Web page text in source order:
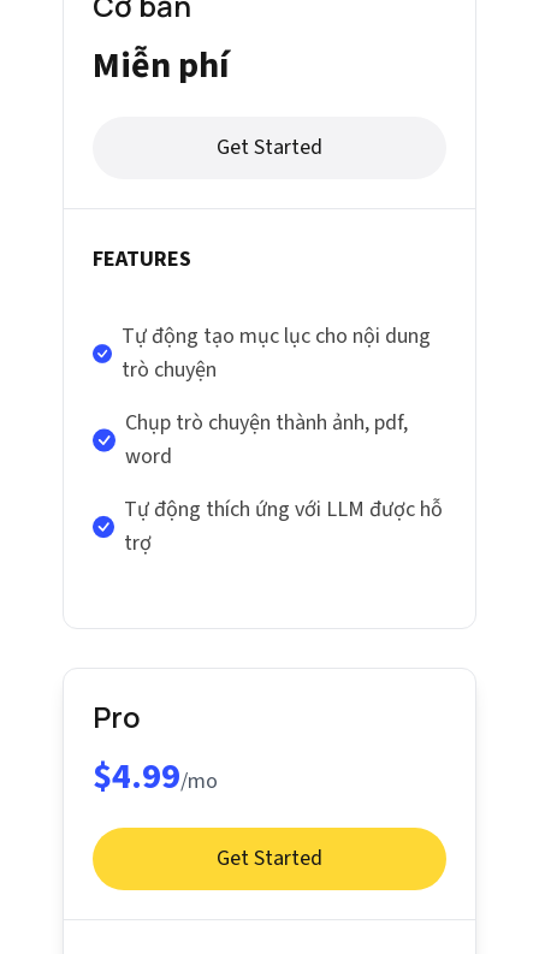
Miễn phí
Get Started
FEATURES
Tự động tạo mục lục cho nội dung
trò chuyện
Chụp trò chuyện thành ảnh, pdf,
word
Tự động thích ứng với LLM được hỗ
trợ
Pro
$4.99/mo
Get Started